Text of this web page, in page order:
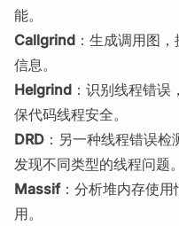
能。
Callgrind ：生成调用图
信息。
Helgrind ：识别线程错
保代码线程安全。
DRD ：另一种线程错误检
发现不同类型的线程问题。
Massif：分析堆内存使用
用。